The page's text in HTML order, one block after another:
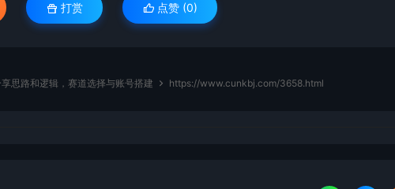
打赏 点赞 (0)
思路和逻辑，赛道选择与账号搭建 https://www.cunkbj.com/3658.html